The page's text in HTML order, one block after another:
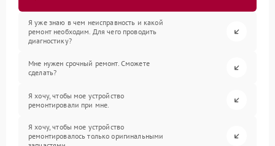
Я уже знаю в чем неисправность и какой
ремонт необходим. Для чего проводить
диагностику?
Мне нужен срочный ремонт. Сможете
сделать?
Я хочу, чтобы мое устройство
ремонтировали при мне.
Я хочу, чтобы мое устройство
ремонтировалось только оригинальными